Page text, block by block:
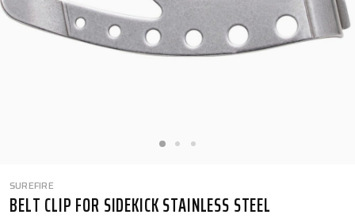
SUREFIRE
BELT CLIP FOR SIDEKICK STAINLESS STEEL